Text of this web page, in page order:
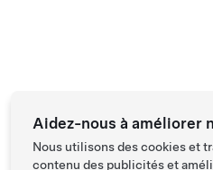
Aidez-nous à améliorer
Nous utilisons des cookies et
contenu des publicités et